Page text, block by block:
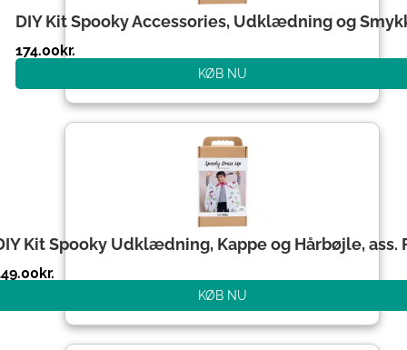
DIY Kit Spooky Accessories, Udklædning og
174.00kr.
KØB NU
Kit Spooky Udklædning, Kappe og Hårbøjle, ass.
kr.
KØB NU